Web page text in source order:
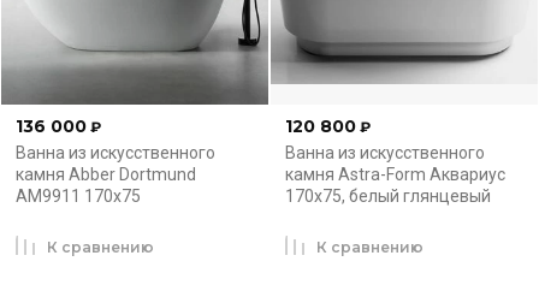
136 000 ₽
Ванна из искусственного
камня Abber Dortmund
AM9911 170x75
К сравнению
120 800 ₽
Ванна из искусственного
камня Astra-Form Аквариус
170x75, белый глянцевый
К сравнению